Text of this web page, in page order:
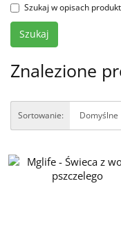
Szukaj w opisach
Znalezione
Sortowanie: